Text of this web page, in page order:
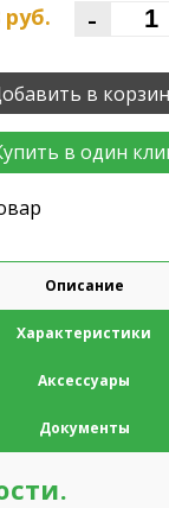
руб. -
в
в один
Описание
Характеристики
Аксессуары
Документы